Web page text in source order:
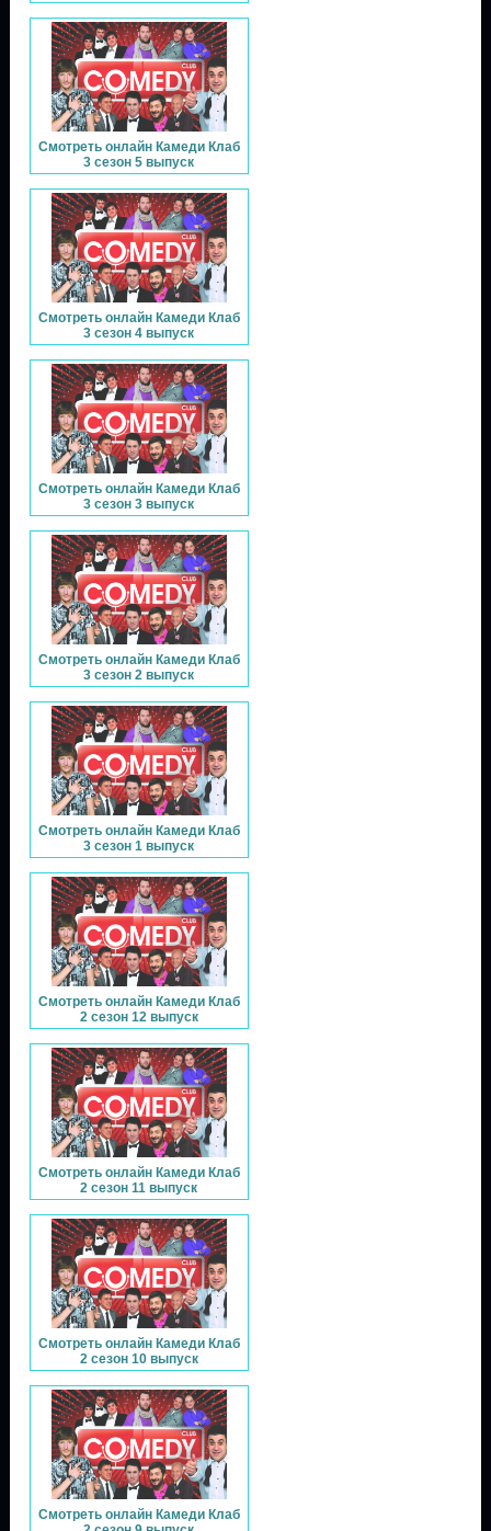
Смотреть онлайн Камеди Клаб
3 сезон 5 выпуск
Смотреть онлайн Камеди Клаб
3 сезон 4 выпуск
Смотреть онлайн Камеди Клаб
3 сезон 3 выпуск
Смотреть онлайн Камеди Клаб
3 сезон 2 выпуск
Смотреть онлайн Камеди Клаб
3 сезон 1 выпуск
Смотреть онлайн Камеди Клаб
2 сезон 12 выпуск
Смотреть онлайн Камеди Клаб
2 сезон 11 выпуск
Смотреть онлайн Камеди Клаб
2 сезон 10 выпуск
Смотреть онлайн Камеди Клаб